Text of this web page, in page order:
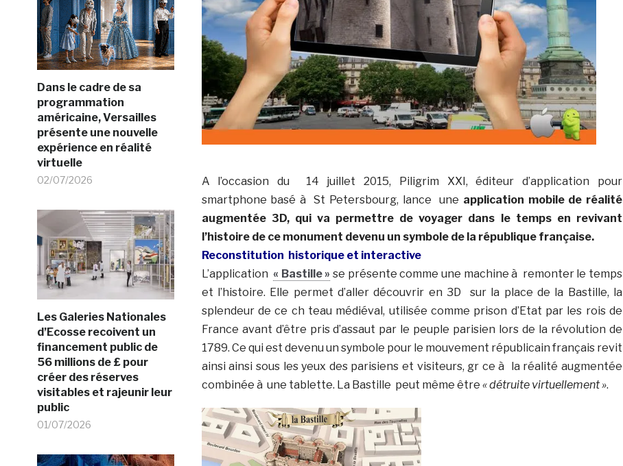
Dans le cadre de sa
programmation
américaine, Versailles
présente une nouvelle
expérience en réalité
virtuelle
02/07/2026
Les Galeries Nationales
d’Ecosse recoivent un
financement public de
56 millions de £ pour
créer des réserves
visitables et rajeunir leur
public
01/07/2026
A l’occasion du 14 juillet 2015, Piligrim XXI, éditeur d’application pour
smartphone basé à St Petersbourg, lance une application mobile de réalité
augmentée 3D, qui va permettre de voyager dans le temps en revivant
l’histoire de ce monument devenu un symbole de la république française.
Reconstitution historique et interactive
L’application« Bastille » se présente comme une machine à remonter le temps
et l’histoire. Elle permet d’aller découvrir en 3D sur la place de la Bastille, la
splendeur de ce ch teau médiéval, utilisée comme prison d’Etat par les rois de
France avant d’être pris d’assaut par le peuple parisien lors de la révolution de
1789. Ce qui est devenu un symbole pour le mouvement républicain français revit
ainsi ainsi sous les yeux des parisiens et visiteurs, gr ce à la réalité augmentée
combinée à une tablette. La Bastille peut même être « détruite virtuellement ».